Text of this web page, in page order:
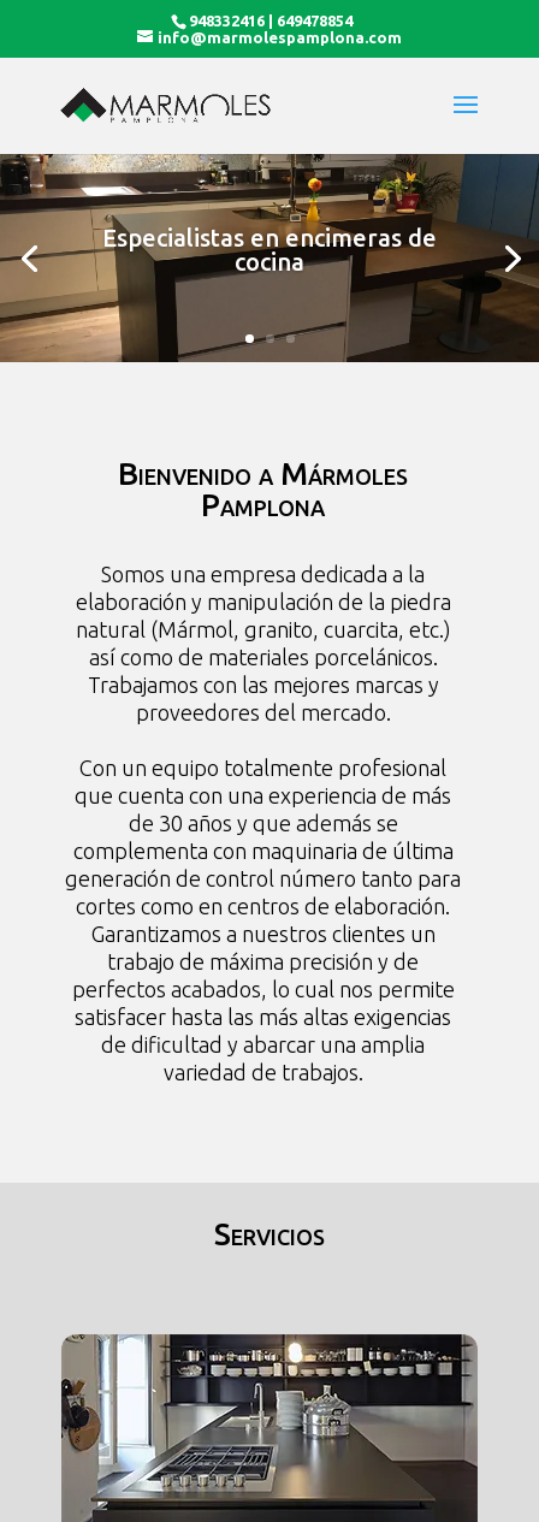
948332416 | 649478854
info@marmolespamplona.com
Especialistas en encimeras de
cocina
Bienvenido a Mármoles
Pamplona
Somos una empresa dedicada a la
elaboración y manipulación de la piedra
natural (Mármol, granito, cuarcita, etc.)
así como de materiales porcelánicos.
Trabajamos con las mejores marcas y
proveedores del mercado.
Con un equipo totalmente profesional
que cuenta con una experiencia de más
de 30 años y que además se
complementa con maquinaria de última
generación de control número tanto para
cortes como en centros de elaboración.
Garantizamos a nuestros clientes un
trabajo de máxima precisión y de
perfectos acabados, lo cual nos permite
satisfacer hasta las más altas exigencias
de dificultad y abarcar una amplia
variedad de trabajos.
Servicios